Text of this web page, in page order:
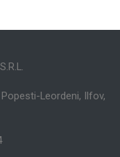
Popesti-Leordeni, Ilfov,